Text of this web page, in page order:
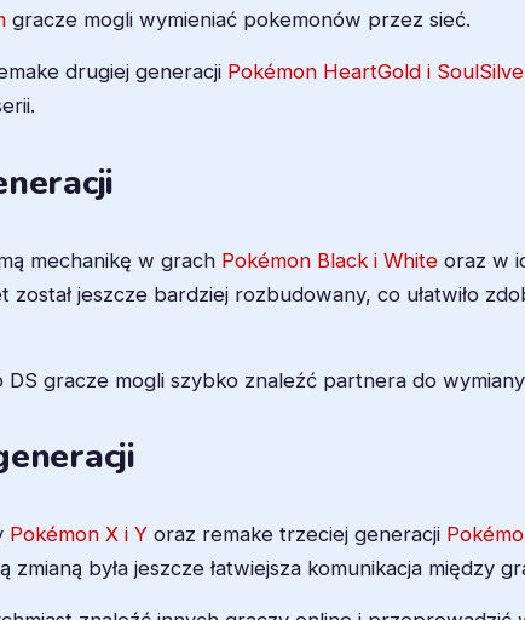
gracze mogli wymieniać pokemonów przez sieć.
drugiej generacji Pokémon HeartGold i
mechanikę w grach Pokémon Black i White oraz w
jeszcze bardziej rozbudowany, co ułatwiło
DS gracze mogli szybko znaleźć partnera do
Pokémon X i Y oraz remake trzeciej generacji
zmianą była jeszcze łatwiejsza komunikacja między